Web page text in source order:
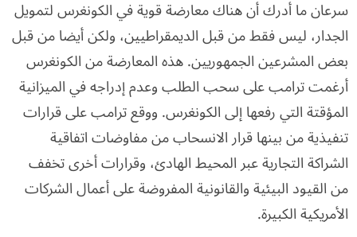
سرعان ما أدرك أن هناك معارضة قوية في الكونغرس لتمويل
الجدار، ليس فقط من قبل الديمقراطيين، ولكن أيضا من قبل
بعض المشرعين الجمهوريين. هذه المعارضة من الكونغرس
أرغمت ترامب على سحب الطلب وعدم إدراجه في الميزانية
المؤقتة التي رفعها إلى الكونغرس. ووقع ترامب على قرارات
تنفيذية من بينها قرار الانسحاب من مفاوضات اتفاقية
الشراكة التجارية عبر المحيط الهادئ، وقرارات أخرى تخفف
من القيود البيئية والقانونية المفروضة على أعمال الشركات
الأمريكية الكبيرة.